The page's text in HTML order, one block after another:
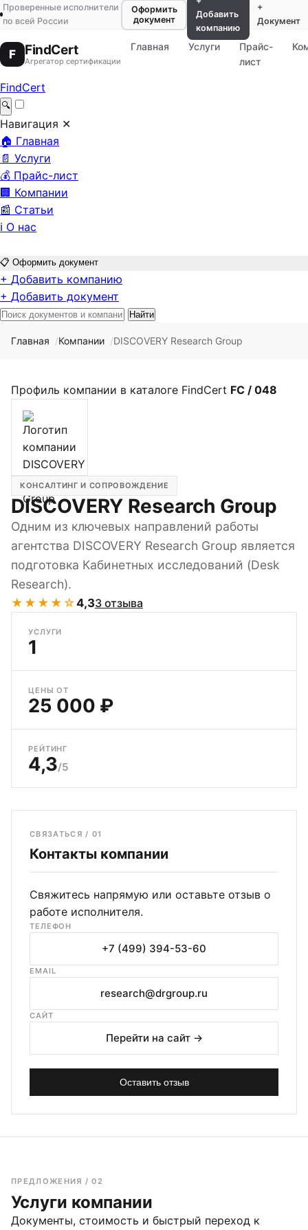
Проверенные исполнители
по всей России
Оформить
документ
Добавить
компанию
+
Документ
F FindCert
Агрегатор сертификации
Главная Услуги
Прайс-
лист
FindCert
🔍
Навигация ✕
🏠 Главная
📄 Услуги
💰 Прайс-лист
🏢 Компании
📰 Статьи
ℹ️ О нас
📋 Оформить документ
+ Добавить компанию
+ Добавить документ
Найти
Главная Компании DISCOVERY Research Group
Профиль компании в каталоге FindCert FC / 048
КОНСАЛТИНГ И СОПРОВОЖДЕНИЕ
DISCOVERY Research Group
Одним из ключевых направлений работы
агентства DISCOVERY Research Group является
подготовка Кабинетных исследований (Desk
Research).
★★★★☆4,33 отзыва
УСЛУГИ
1
ЦЕНЫ ОТ
25 000 ₽
РЕЙТИНГ
4,3/5
СВЯЗАТЬСЯ / 01
Контакты компании
Свяжитесь напрямую или оставьте отзыв о
работе исполнителя.
ТЕЛЕФОН
+7 (499) 394-53-60
EMAIL
research@drgroup.ru
САЙТ
Перейти на сайт →
Оставить отзыв
ПРЕДЛОЖЕНИЯ / 02
Услуги компании
Документы, стоимость и быстрый переход к